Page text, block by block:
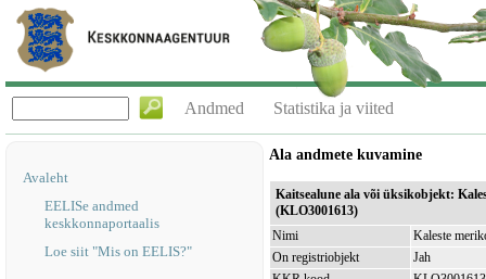
Andmed Statistika ja viited
Avaleht
EELISe andmed
keskkonnaportaalis
Loe siit "Mis on EELIS?"
Ala andmete kuvamine
Kaitsealune ala või üksikobjekt:
(KLO3001613)
Nimi
Kaleste
On registriobjekt
Jah